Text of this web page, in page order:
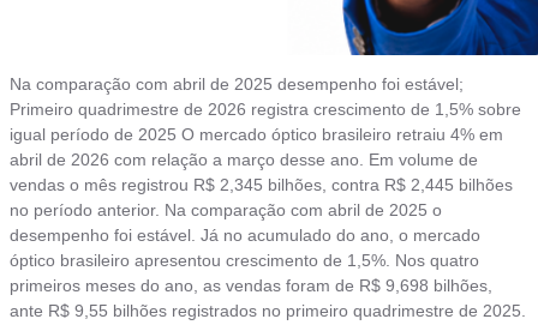
Na comparação com abril de 2025 desempenho foi estável;
Primeiro quadrimestre de 2026 registra crescimento de 1,5% sobre
igual período de 2025 O mercado óptico brasileiro retraiu 4% em
abril de 2026 com relação a março desse ano. Em volume de
vendas o mês registrou R$ 2,345 bilhões, contra R$ 2,445 bilhões
no período anterior. Na comparação com abril de 2025 o
desempenho foi estável. Já no acumulado do ano, o mercado
óptico brasileiro apresentou crescimento de 1,5%. Nos quatro
primeiros meses do ano, as vendas foram de R$ 9,698 bilhões,
ante R$ 9,55 bilhões registrados no primeiro quadrimestre de 2025.